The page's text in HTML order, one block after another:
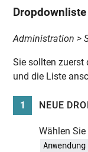
Administration >
Sie sollten zuerst
und die Liste
1 NEUE
Wählen
Anwendung